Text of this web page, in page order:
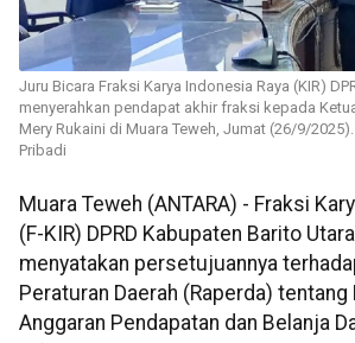
Juru Bicara Fraksi Karya Indonesia Raya (KIR)
menyerahkan pendapat akhir fraksi kepada
Mery Rukaini di Muara Teweh, Jumat (26/9/
Pribadi
Muara Teweh (ANTARA) - Fraksi
(F-KIR) DPRD Kabupaten Barito
menyatakan persetujuannya
Peraturan Daerah (Raperda) tentang
Anggaran Pendapatan dan Belanja